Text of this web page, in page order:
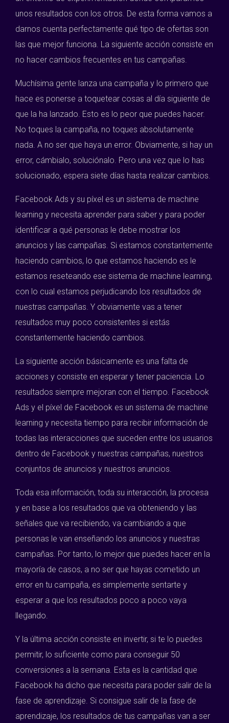
unos resultados con los otros. De esta forma vamos a
darnos cuenta perfectamente qué tipo de ofertas son
las que mejor funciona. La siguiente acción consiste en
no hacer cambios frecuentes en tus campañas.
Muchísima gente lanza una campaña y lo primero que
hace es ponerse a toquetear cosas al día siguiente de
que la ha lanzado. Esto es lo peor que puedes hacer.
No toques la campaña, no toques absolutamente
nada. A no ser que haya un error. Obviamente, si hay un
error, cámbialo, soluciónalo. Pero una vez que lo has
solucionado, espera siete días hasta realizar cambios.
Facebook Ads y su píxel es un sistema de machine
learning y necesita aprender para saber y para poder
identificar a qué personas le debe mostrar los
anuncios y las campañas. Si estamos constantemente
haciendo cambios, lo que estamos haciendo es le
estamos reseteando ese sistema de machine learning,
con lo cual estamos perjudicando los resultados de
nuestras campañas. Y obviamente vas a tener
resultados muy poco consistentes si estás
constantemente haciendo cambios.
La siguiente acción básicamente es una falta de
acciones y consiste en esperar y tener paciencia. Lo
resultados siempre mejoran con el tiempo. Facebook
Ads y el píxel de Facebook es un sistema de machine
learning y necesita tiempo para recibir información de
todas las interacciones que suceden entre los usuarios
dentro de Facebook y nuestras campañas, nuestros
conjuntos de anuncios y nuestros anuncios.
Toda esa información, toda su interacción, la procesa
y en base a los resultados que va obteniendo y las
señales que va recibiendo, va cambiando a que
personas le van enseñando los anuncios y nuestras
campañas. Por tanto, lo mejor que puedes hacer en la
mayoría de casos, a no ser que hayas cometido un
error en tu campaña, es simplemente sentarte y
esperar a que los resultados poco a poco vaya
llegando.
Y la última acción consiste en invertir, si te lo puedes
permitir, lo suficiente como para conseguir 50
conversiones a la semana. Esta es la cantidad que
Facebook ha dicho que necesita para poder salir de la
fase de aprendizaje. Si consigue salir de la fase de
aprendizaje, los resultados de tus campañas van a ser